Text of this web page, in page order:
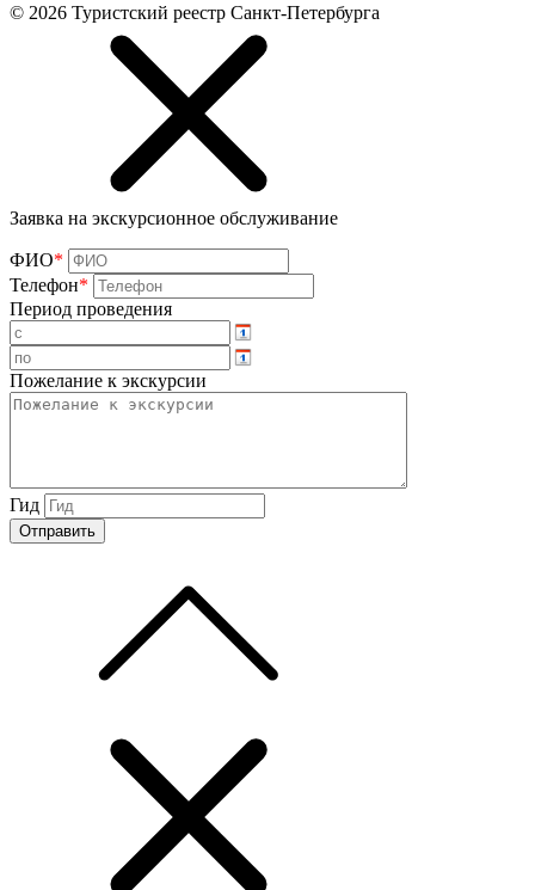
© 2026 Туристский реестр Санкт-Петербурга
Заявка на экскурсионное обслуживание
ФИО*
Телефон*
Период проведения
Пожелание к экскурсии
Гид